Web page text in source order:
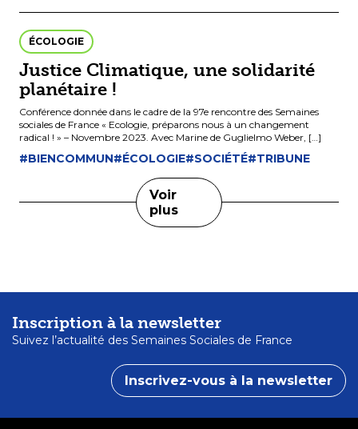
ÉCOLOGIE
Justice Climatique, une solidarité
planétaire !
Conférence donnée dans le cadre de la 97e rencontre des Semaines
sociales de France « Ecologie, préparons nous à un changement
radical ! » – Novembre 2023. Avec Marine de Guglielmo Weber, […]
#BIENCOMMUN#ÉCOLOGIE#SOCIÉTÉ#TRIBUNE
Voir
plus
Inscription à la newsletter
Suivez l’actualité des Semaines Sociales de France
Inscrivez-vous à la newsletter